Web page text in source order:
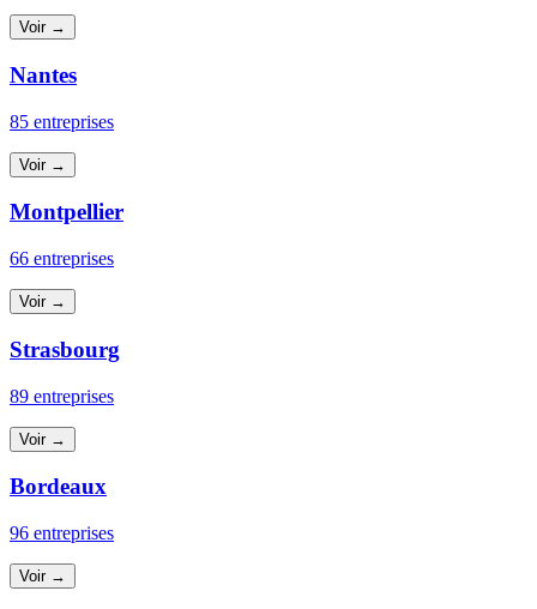
Voir →
Nantes
85 entreprises
Voir →
Montpellier
66 entreprises
Voir →
Strasbourg
89 entreprises
Voir →
Bordeaux
96 entreprises
Voir →